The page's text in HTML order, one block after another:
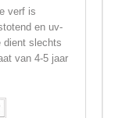
verf is
en uv-
dient slechts
van 4-5 jaar